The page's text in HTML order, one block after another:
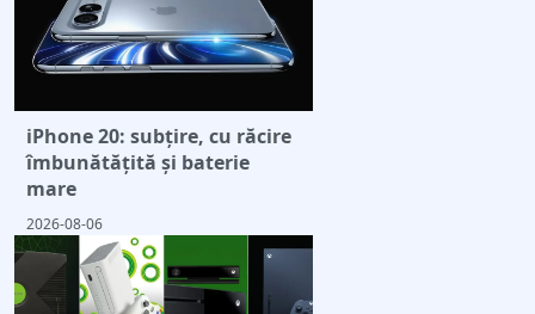
iPhone 20: subțire, cu răcire
îmbunătățită și baterie
mare
2026-08-06